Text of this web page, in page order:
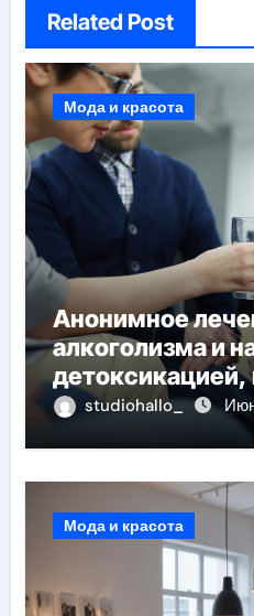
Related Post
Мода и красота
Анонимное
алкоголизма и
и
studiohallo_
Мода и красота